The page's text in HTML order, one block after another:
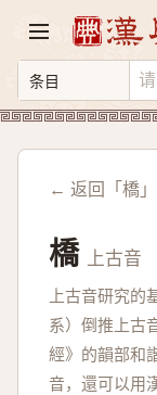
← 返回「橋
橋 上古音
上古音研究的
系）倒推上古
經》的韻部和
音，還可以用